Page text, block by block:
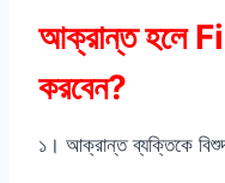
আক্রান্ত হলে
করবেন?
১। আক্রান্ত ব্যক্তিকে